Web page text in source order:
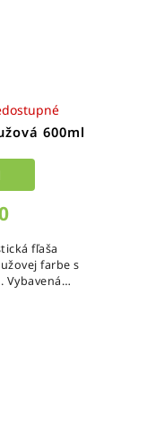
600ml
fľaša
farbe s
Vybavená